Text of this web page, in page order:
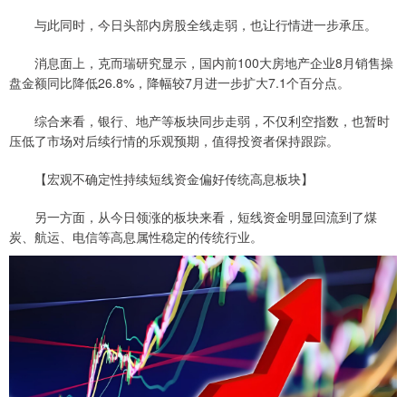
与此同时，今日头部内房股全线走弱，也让行情进一步承压。
消息面上，克而瑞研究显示，国内前100大房地产企业8月销售操
盘金额同比降低26.8%，降幅较7月进一步扩大7.1个百分点。
综合来看，银行、地产等板块同步走弱，不仅利空指数，也暂时
压低了市场对后续行情的乐观预期，值得投资者保持跟踪。
【宏观不确定性持续短线资金偏好传统高息板块】
另一方面，从今日领涨的板块来看，短线资金明显回流到了煤
炭、航运、电信等高息属性稳定的传统行业。